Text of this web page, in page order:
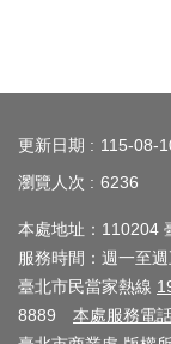
話
資
更新日期
115-08-
瀏覽人次
6236
本處地址：110204
服務時間：週一至
臺北市民當家熱線
8889 本處服務電